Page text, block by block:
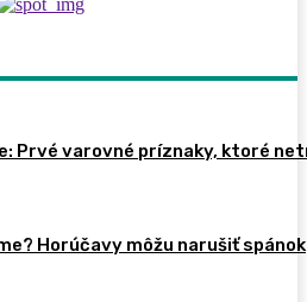
Prvé varovné príznaky, ktoré
Horúčavy môžu narušiť spánok